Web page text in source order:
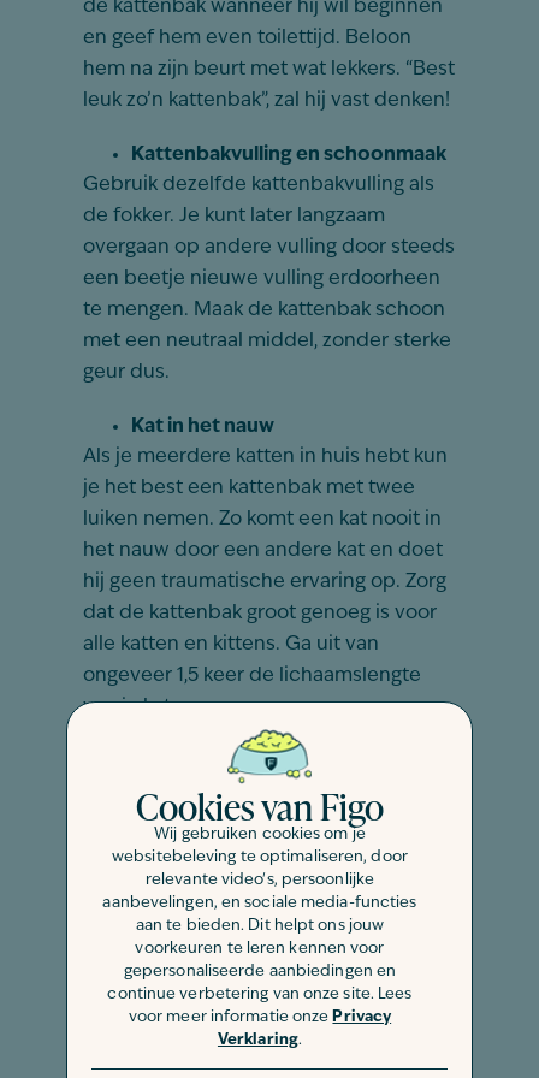
Cookies van Figo
Wij gebruiken cookies om je
websitebeleving te optimaliseren, door
relevante video's, persoonlijke
aanbevelingen, en sociale media-functies
aan te bieden. Dit helpt ons jouw
voorkeuren te leren kennen voor
gepersonaliseerde aanbiedingen en
continue verbetering van onze site. Lees
voor meer informatie onze Privacy
Verklaring.
de kattenbak wanneer hij wil beginnen
en geef hem even toilettijd. Beloon
hem na zijn beurt met wat lekkers. “Best
leuk zo’n kattenbak”, zal hij vast denken!
Kattenbakvulling en schoonmaak
Gebruik dezelfde kattenbakvulling als
de fokker. Je kunt later langzaam
overgaan op andere vulling door steeds
een beetje nieuwe vulling erdoorheen
te mengen. Maak de kattenbak schoon
met een neutraal middel, zonder sterke
geur dus.
Kat in het nauw
Als je meerdere katten in huis hebt kun
je het best een kattenbak met twee
luiken nemen. Zo komt een kat nooit in
het nauw door een andere kat en doet
hij geen traumatische ervaring op. Zorg
dat de kattenbak groot genoeg is voor
alle katten en kittens. Ga uit van
ongeveer 1,5 keer de lichaamslengte
van je kat.
Op zijn plekkie
Zet de bak op een rustige, maar goed
bereikbare plek in huis. Wil je kat nog
steeds niet naar de bak? Gebruik dan
eens andere vulling. Misschien is jouw
kat wel een echte luxepoes!
Positieve twist
Geef de verkeerde toiletplekken in huis
een andere betekenis voor je kat. Doet